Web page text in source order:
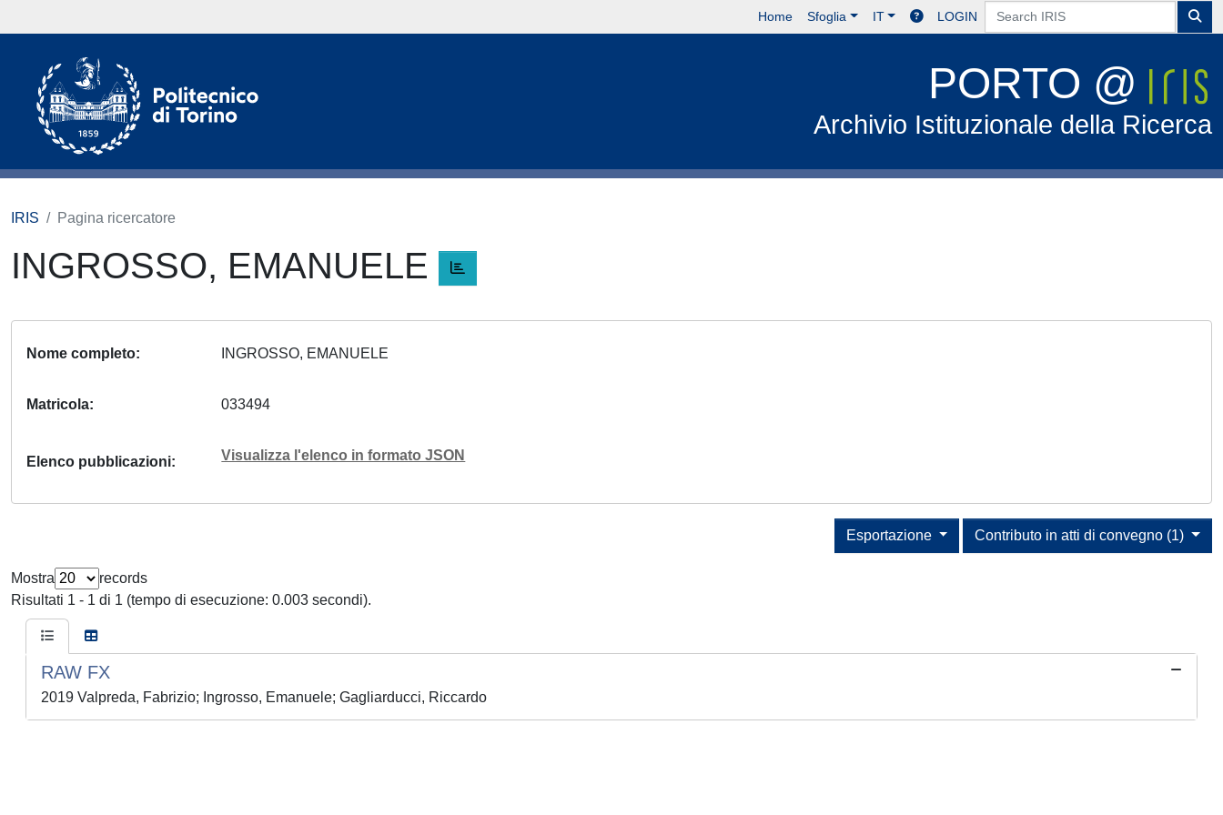
Home Sfoglia IT LOGIN
PORTO @
Archivio Istituzionale della Ricerca
IRIS Pagina ricercatore
INGROSSO, EMANUELE
Nome completo INGROSSO, EMANUELE
Matricola 033494
Elenco pubblicazioni Visualizza l'elenco in formato JSON
Contributo in atti di convegno (1)
Esportazione
Mostra
records
Risultati 1 - 1 di 1 (tempo di esecuzione: 0.003 secondi).
RAW FX
2019 Valpreda, Fabrizio; Ingrosso, Emanuele; Gagliarducci, Riccardo